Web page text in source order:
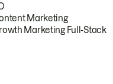
Marketing
Marketing Full-Stack